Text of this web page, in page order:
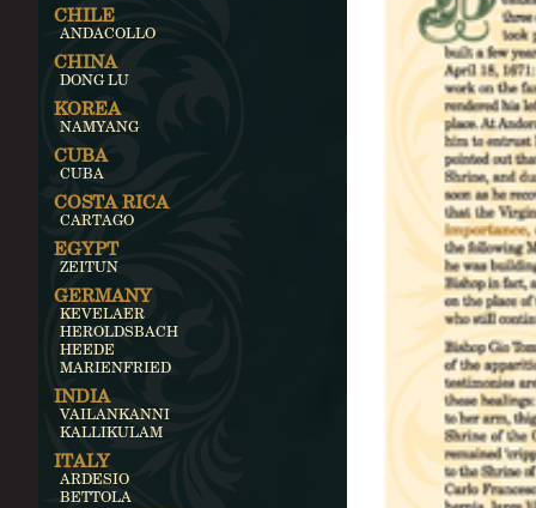
CHILE
ANDACOLLO
CHINA
DONG LU
KOREA
NAMYANG
CUBA
CUBA
COSTA RICA
CARTAGO
EGYPT
ZEITUN
GERMANY
KEVELAER
HEROLDSBACH
HEEDE
MARIENFRIED
INDIA
VAILANKANNI
KALLIKULAM
ITALY
ARDESIO
BETTOLA